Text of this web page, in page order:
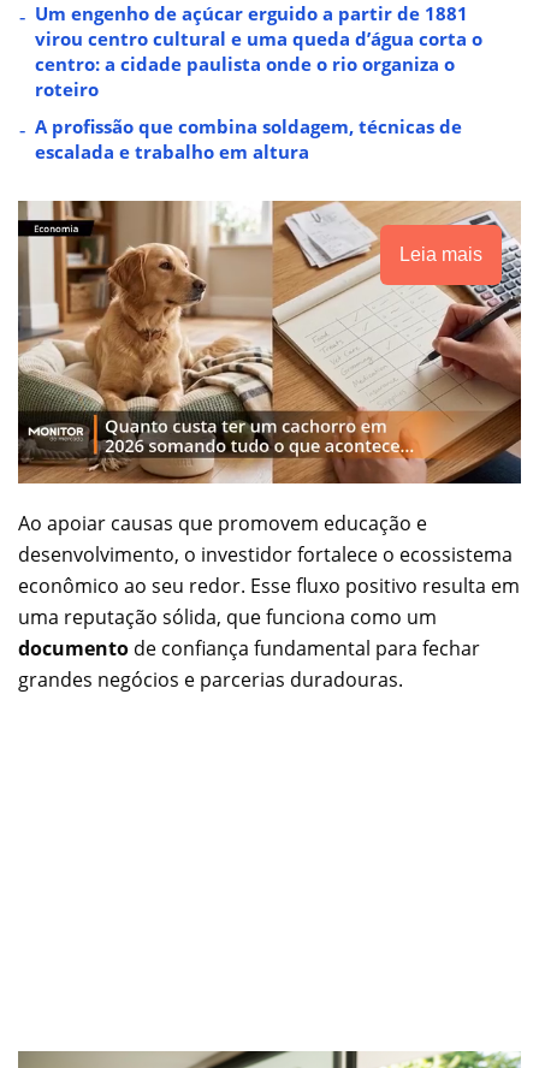
Um engenho de açúcar erguido a partir de 1881
virou centro cultural e uma queda d’água corta o
centro: a cidade paulista onde o rio organiza o
roteiro
A profissão que combina soldagem, técnicas de
escalada e trabalho em altura
Leia mais
Ao apoiar causas que promovem educação e
desenvolvimento, o investidor fortalece o ecossistema
econômico ao seu redor. Esse fluxo positivo resulta em
uma reputação sólida, que funciona como um
documento de confiança fundamental para fechar
grandes negócios e parcerias duradouras.